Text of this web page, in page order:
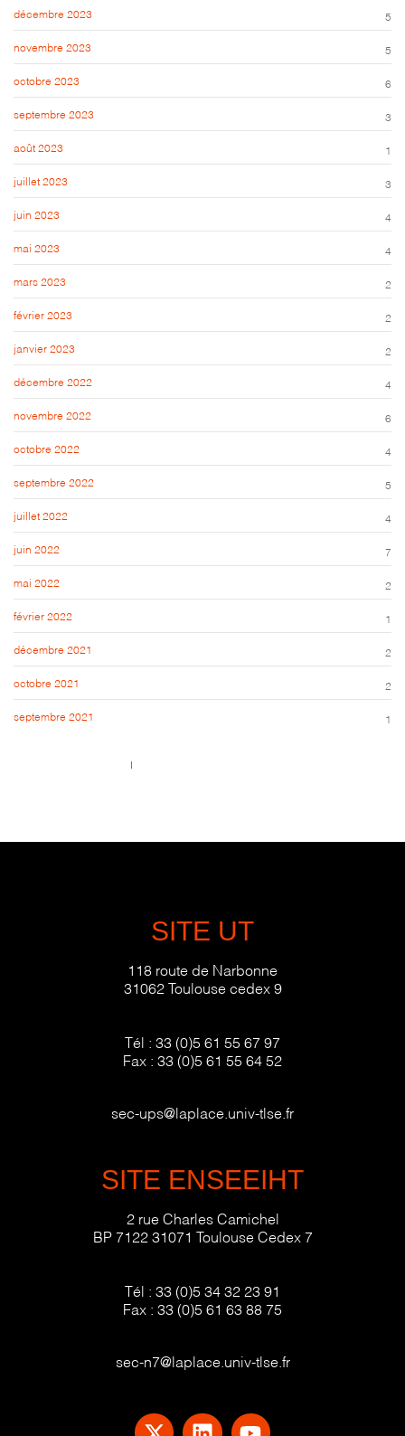
décembre 2023 5
novembre 2023 5
octobre 2023 6
septembre 2023 3
août 2023 1
juillet 2023 3
juin 2023 4
mai 2023 4
mars 2023 2
février 2023 2
janvier 2023 2
décembre 2022 4
novembre 2022 6
octobre 2022 4
septembre 2022 5
juillet 2022 4
juin 2022 7
mai 2022 2
février 2022 1
décembre 2021 2
octobre 2021 2
septembre 2021 1
SITE UT
118 route de Narbonne
31062 Toulouse cedex 9
Tél : 33 (0)5 61 55 67 97
Fax : 33 (0)5 61 55 64 52
sec-ups@laplace.univ-tlse.fr
SITE ENSEEIHT
2 rue Charles Camichel
BP 7122 31071 Toulouse Cedex 7
Tél : 33 (0)5 34 32 23 91
Fax : 33 (0)5 61 63 88 75
sec-n7@laplace.univ-tlse.fr